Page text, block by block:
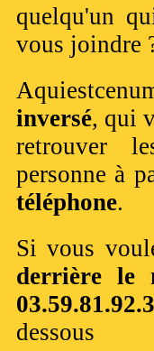
quelqu'un
vous joindre
inversé, qui
retrouver
personne à
téléphone.
Si vous
derrière le
dessous